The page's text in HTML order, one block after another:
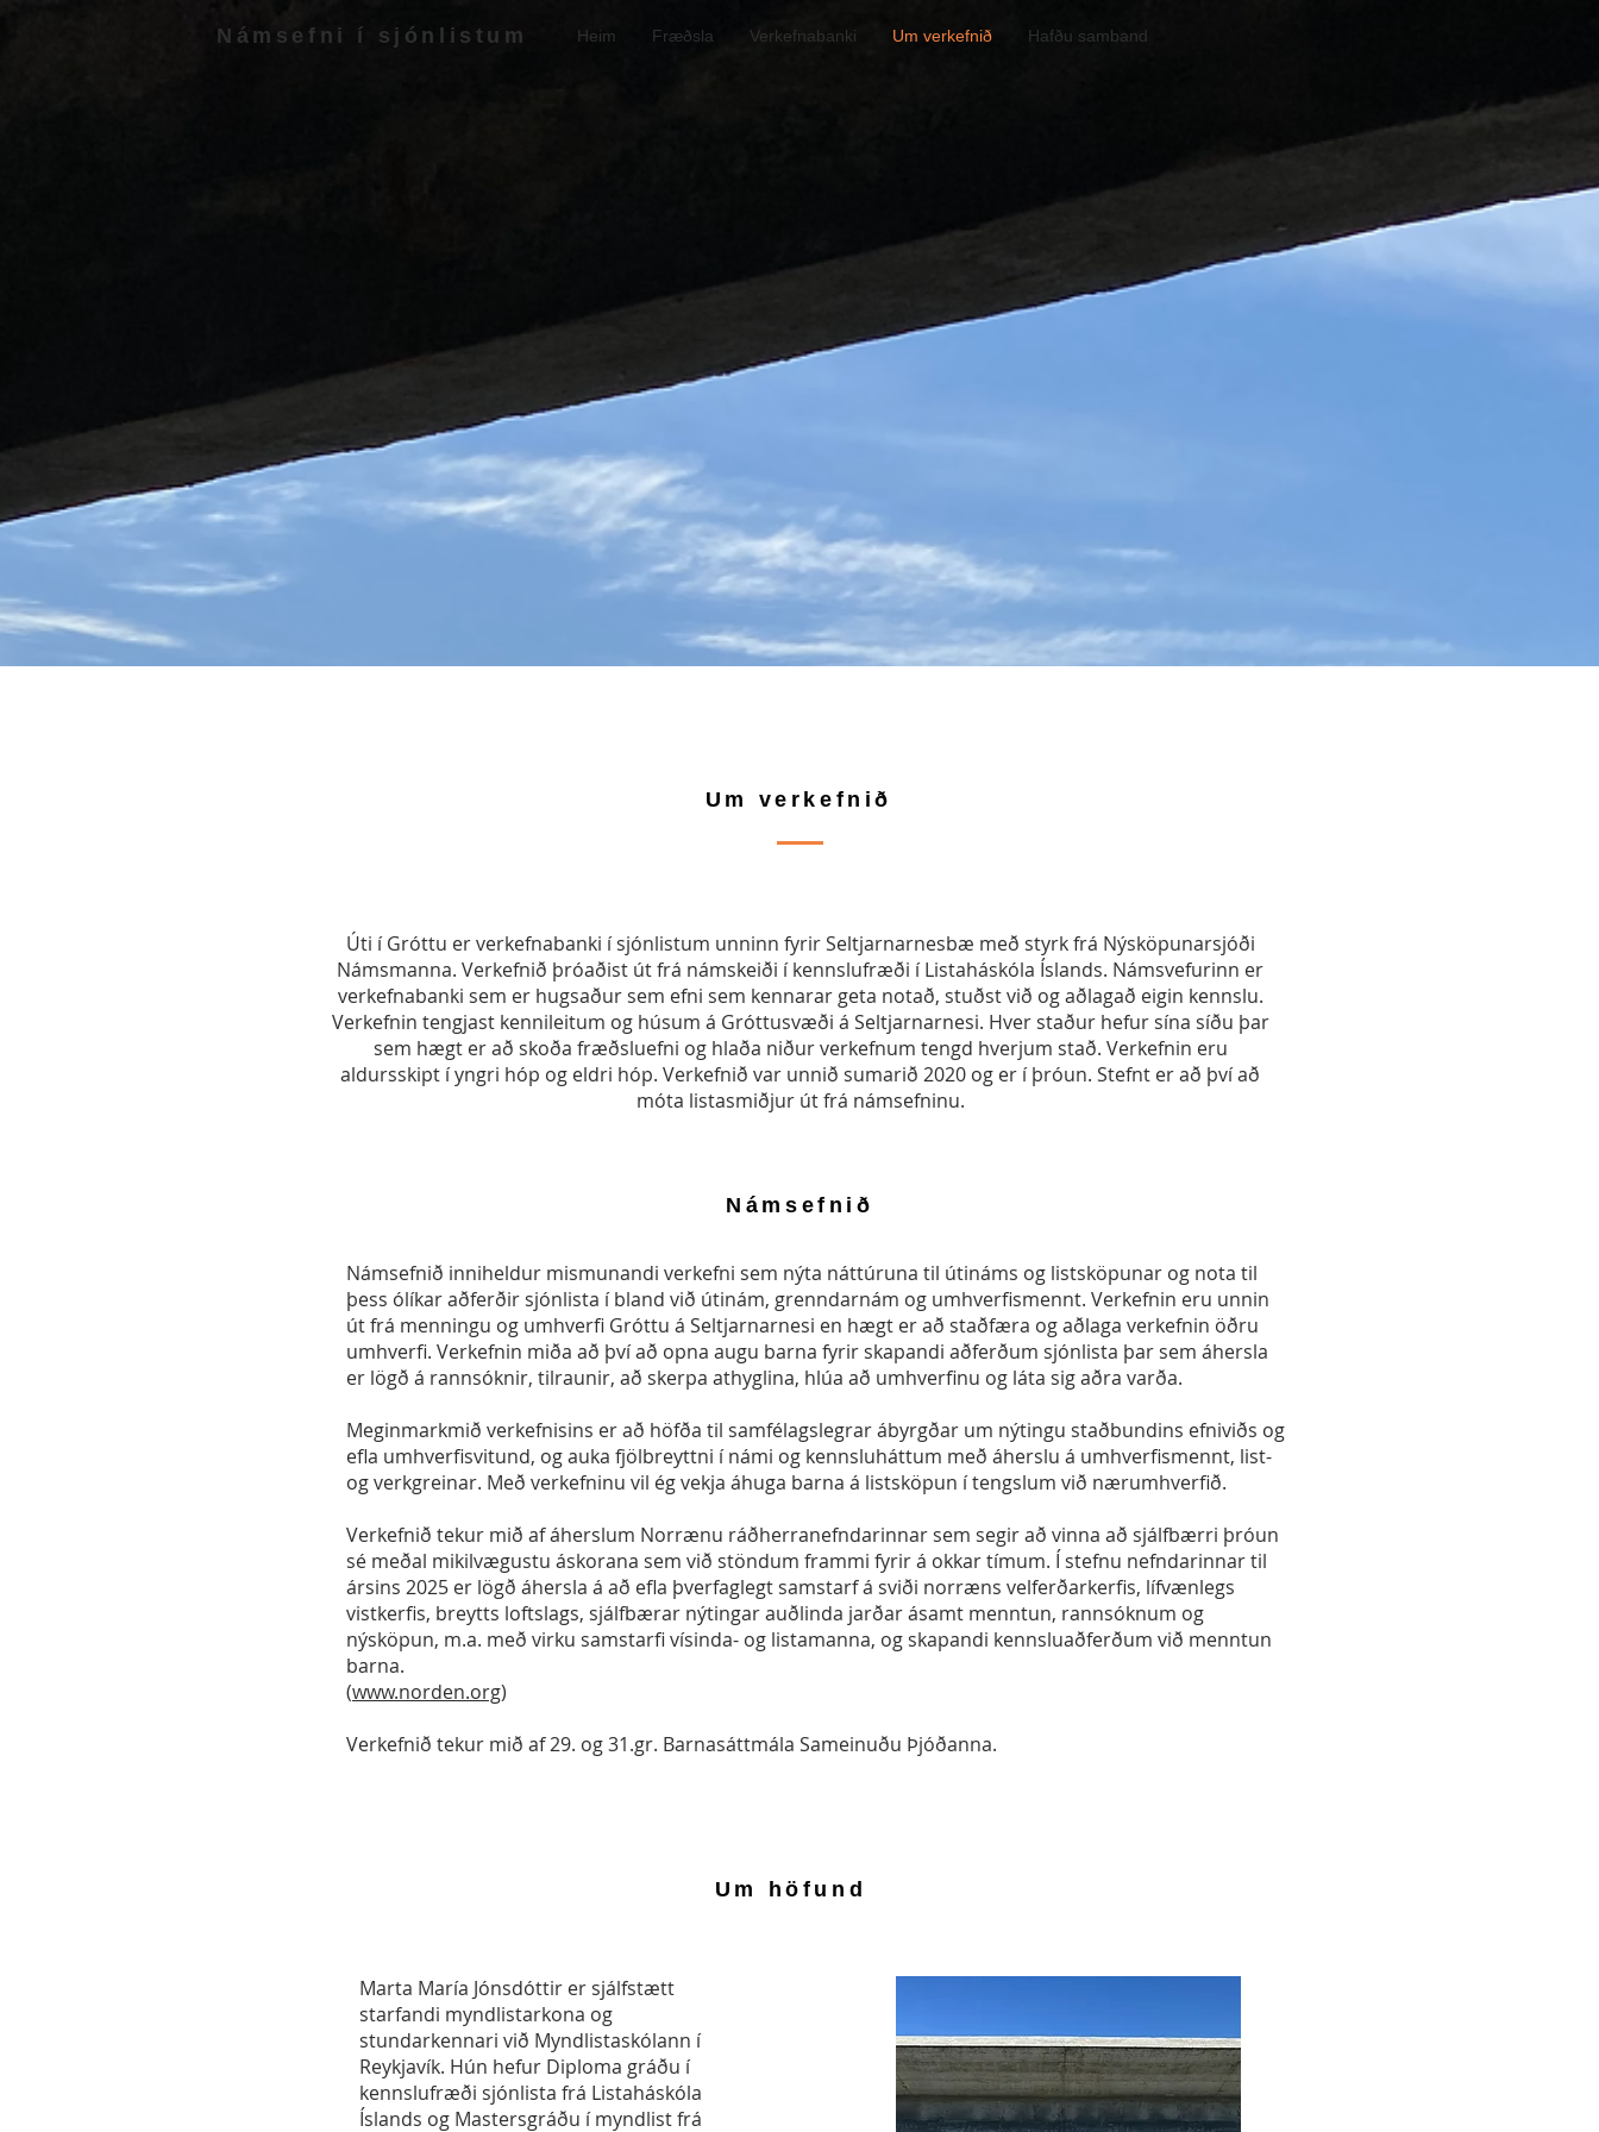
Námsefni í sjónlistum Heim Fræðsla Verkefnabanki Um verkefnið Hafðu samband
Um verkefnið
Úti í Gróttu er verkefnabanki í sjónlistum unninn fyrir Seltjarnarnesbæ með styrk frá Nýsköpunarsjóði
Námsmanna. Verkefnið þróaðist út frá námskeiði í kennslufræði í Listaháskóla Íslands. Námsvefurinn er
verkefnabanki sem er hugsaður sem efni sem kennarar geta notað, stuðst við og aðlagað eigin kennslu.
Verkefnin tengjast kennileitum og húsum á Gróttusvæði á Seltjarnarnesi. Hver staður hefur sína síðu þar
sem hægt er að skoða fræðsluefni og hlaða niður verkefnum tengd hverjum stað. Verkefnin eru
aldursskipt í yngri hóp og eldri hóp. Verkefnið var unnið sumarið 2020 og er í þróun. Stefnt er að því að
móta listasmiðjur út frá námsefninu.
Námsefnið
Námsefnið inniheldur mismunandi verkefni sem nýta náttúruna til útináms og listsköpunar og nota til
þess ólíkar aðferðir sjónlista í bland við útinám, grenndarnám og umhverfismennt. Verkefnin eru unnin
út frá menningu og umhverfi Gróttu á Seltjarnarnesi en hægt er að staðfæra og aðlaga verkefnin öðru
umhverfi. Verkefnin miða að því að opna augu barna fyrir skapandi aðferðum sjónlista þar sem áhersla
er lögð á rannsóknir, tilraunir, að skerpa athyglina, hlúa að umhverfinu og láta sig aðra varða.
Meginmarkmið verkefnisins er að höfða til samfélagslegrar ábyrgðar um nýtingu staðbundins efniviðs og
efla umhverfisvitund, og auka fjölbreyttni í námi og kennsluháttum með áherslu á umhverfismennt, list-
og verkgreinar. Með verkefninu vil ég vekja áhuga barna á listsköpun í tengslum við nærumhverfið.
Verkefnið tekur mið af áherslum Norrænu ráðherranefndarinnar sem segir að vinna að sjálfbærri þróun
sé meðal mikilvægustu áskorana sem við stöndum frammi fyrir á okkar tímum. Í stefnu nefndarinnar til
ársins 2025 er lögð áhersla á að efla þverfaglegt samstarf á sviði norræns velferðarkerfis, lífvænlegs
vistkerfis, breytts loftslags, sjálfbærar nýtingar auðlinda jarðar ásamt menntun, rannsóknum og
nýsköpun, m.a. með virku samstarfi vísinda- og listamanna, og skapandi kennsluaðferðum við menntun
barna.
(www.norden.org)
Verkefnið tekur mið af 29. og 31.gr. Barnasáttmála Sameinuðu Þjóðanna.
Um höfund
Marta María Jónsdóttir er sjálfstætt
starfandi myndlistarkona og
stundarkennari við Myndlistaskólann í
Reykjavík. Hún hefur Diploma gráðu í
kennslufræði sjónlista frá Listaháskóla
Íslands og Mastersgráðu í myndlist frá